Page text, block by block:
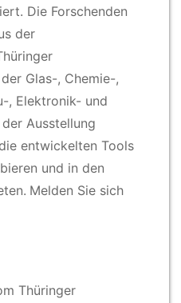
Die Forschenden
der
Glas-, Chemie-,
, Elektronik- und
Ausstellung
entwickelten Tools
und in den
Melden Sie sich
Thüringer